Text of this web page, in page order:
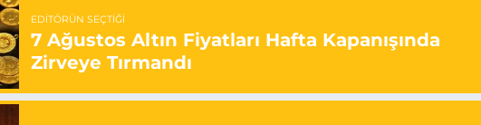
EDITÖRÜN SEÇTIĞI
7 Ağustos Altın Fiyatları Hafta Kapanışında
Zirveye Tırmandı